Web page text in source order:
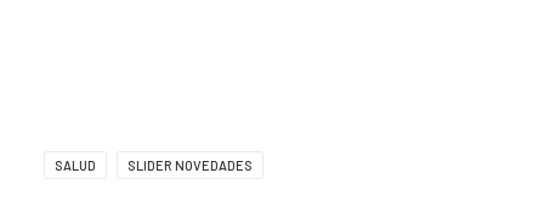
SALUD SLIDER NOVEDADES